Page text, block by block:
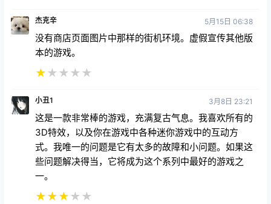
杰克辛 5月15日 06:38
没有商店页面图片中那样的街机环境。虚假宣传其他版
本的游戏。
★★ ★ ★ ★
小丑1 3月8日 23:21
这是一款非常棒的游戏，充满复古气息。我喜欢所有的
3D特效，以及你在游戏中各种迷你游戏中的互动方
式。我唯一的问题是它有太多的故障和小问题。如果这
些问题解决得当，它将成为这个系列中最好的游戏之
一。
★★★★ ★